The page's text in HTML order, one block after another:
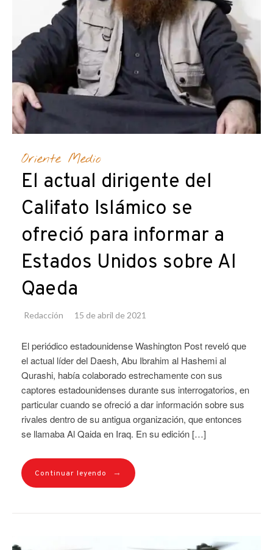
Oriente Medio
El actual dirigente del
Califato Islámico se
ofreció para informar a
Estados Unidos sobre Al
Qaeda
Redacción 15 de abril de 2021
El periódico estadounidense Washington Post reveló que
el actual líder del Daesh, Abu Ibrahim al Hashemi al
Qurashi, había colaborado estrechamente con sus
captores estadounidenses durante sus interrogatorios, en
particular cuando se ofreció a dar información sobre sus
rivales dentro de su antigua organización, que entonces
se llamaba Al Qaida en Iraq. En su edición […]
Continuar leyendo →